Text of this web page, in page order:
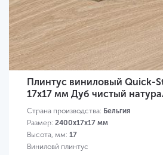
Плинтус виниловый Quick-
17х17 мм Дуб чистый
Страна производства: Бельгия
Размер: 2400х17х17 мм
Высота, мм: 17
Виниловй плинтус